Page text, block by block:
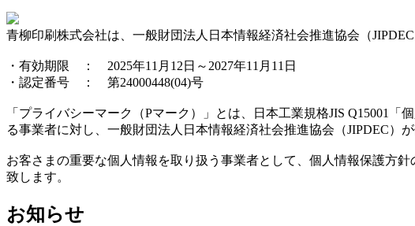
青柳印刷株式会社は、一般財団法人日本情報経済社会推進協会（
・有効期限 ： 2025年11月12日～2027年11月11日
・認定番号 ： 第24000448(04)号
「プライバシーマーク（Pマーク）」とは、日本工業規格JIS Q15001
る事業者に対し、一般財団法人日本情報経済社会推進協会（JIPDEC）
お客さまの重要な個人情報を取り扱う事業者として、個人情報保護方
致します。
お知らせ